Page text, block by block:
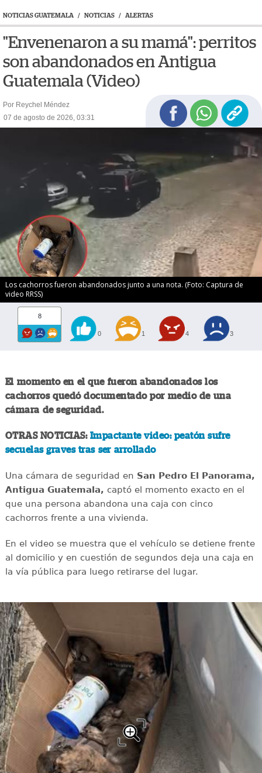
NOTICIAS GUATEMALA / NOTICIAS / ALERTAS
"Envenenaron a su mamá": perritos
son abandonados en Antigua
Guatemala (Video)
Por Reychel Méndez
07 de agosto de 2026, 03:31
Los cachorros fueron abandonados junto a una nota. (Foto: Captura de
video RRSS)
8
0 1 4 3
El momento en el que fueron abandonados los
cachorros quedó documentado por medio de una
cámara de seguridad.
OTRAS NOTICIAS: Impactante video: peatón sufre
secuelas graves tras ser arrollado
Una cámara de seguridad en San Pedro El Panorama,
Antigua Guatemala, captó el momento exacto en el
que una persona abandona una caja con cinco
cachorros frente a una vivienda.
En el video se muestra que el vehículo se detiene frente
al domicilio y en cuestión de segundos deja una caja en
la vía pública para luego retirarse del lugar.